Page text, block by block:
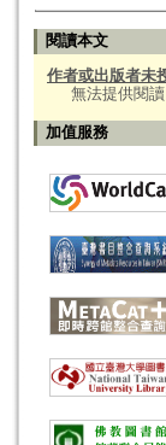
閱讀本文
作者或出版者未
無法提供閱讀
加值服務